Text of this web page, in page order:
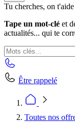
Tu cherches, on
Tape un mot-clé et
actualités... qui te
Être rappelé
Toutes nos